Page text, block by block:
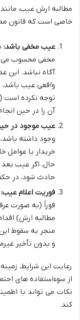
مطالبه ارش عیب،
خاصی است که قانون
عیب مخفی باشد:
مخفی محسوب می
آگاه نباشد. این
واقعی عیب باشد،
آن را در حین
عیب موجود در
وجود داشته
حال، اگر عیب
حادث شود، در حکم
فوریت اعلام عیب:
فوراً (به صورت
منجر به سقوط
و بدون تأخیر
رعایت این شرایط،
از سوءاستفاده های
نکات می تواند با
کند.